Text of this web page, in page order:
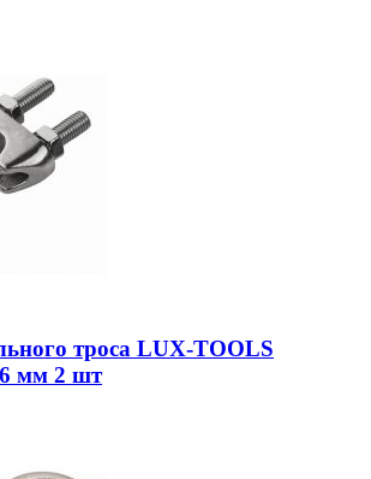
троса LUX-TOOLS
мм 2 шт